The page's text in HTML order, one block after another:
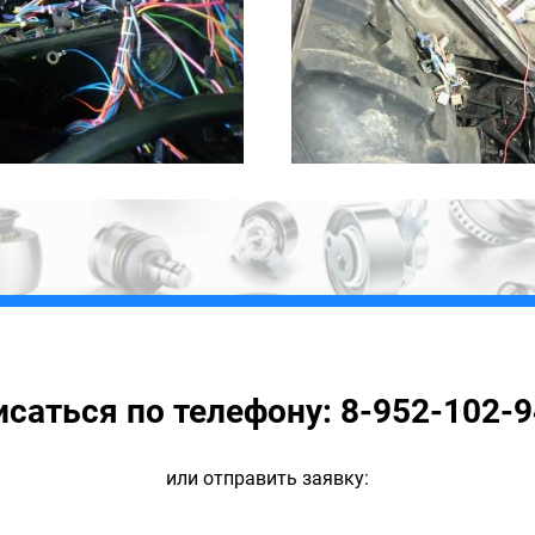
по телефону: 8-952-102-
или отправить заявку: